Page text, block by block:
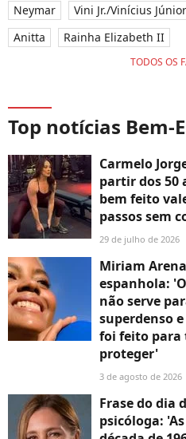
Neymar
Vini Jr./Vinícius Júnior
Anitta
Rainha Elizabeth II
TODOS OS
Top notícias Bem-
Carmelo
partir dos 50
bem feito
passos sem
29 de julho de 2026
Miriam
espanhola:
não serve
superdenso
foi feito para
proteger'
3 de agosto de 2026
Frase do dia
psicóloga: